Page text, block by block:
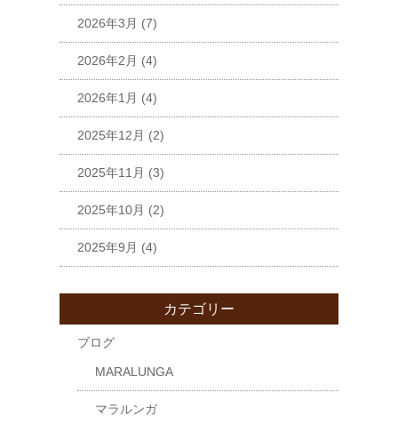
2026年3月 (7)
2026年2月 (4)
2026年1月 (4)
2025年12月 (2)
2025年11月 (3)
2025年10月 (2)
2025年9月 (4)
カテゴリー
ブログ
MARALUNGA
マラルンガ